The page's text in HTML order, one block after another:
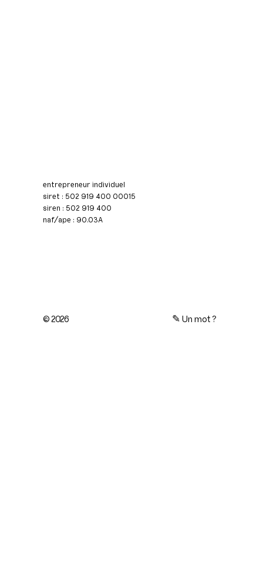
entrepreneur individuel
siret : 502 919 400 00015
siren : 502 919 400
naf/ape : 90.03A
© 2026 ✎Un mot ?